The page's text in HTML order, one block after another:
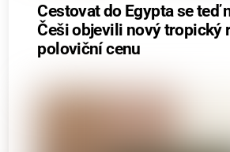
Cestovat do Egypta se teď
Češi objevili nový tropický
poloviční cenu